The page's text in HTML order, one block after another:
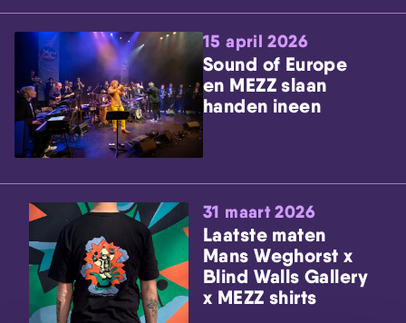
15 april 2026
Sound of Europe
en MEZZ slaan
handen ineen
31 maart 2026
Laatste maten
Mans Weghorst x
Blind Walls Gallery
x MEZZ shirts